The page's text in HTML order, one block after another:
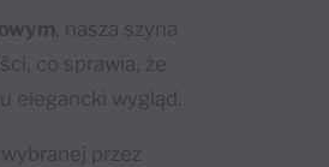
, nasza szyna
co sprawia, że
elegancki wygląd.
przez